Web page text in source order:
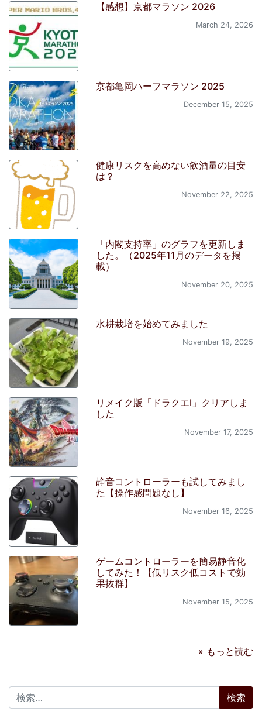
【感想】京都マラソン 2026
March 24, 2026
京都亀岡ハーフマラソン 2025
December 15, 2025
健康リスクを高めない飲酒量の目安
は？
November 22, 2025
「内閣支持率」のグラフを更新しま
した。（2025年11月のデータを掲
載）
November 20, 2025
水耕栽培を始めてみました
November 19, 2025
リメイク版「ドラクエI」クリアしま
した
November 17, 2025
静音コントローラーも試してみまし
た【操作感問題なし】
November 16, 2025
ゲームコントローラーを簡易静音化
してみた！【低リスク低コストで効
果抜群】
November 15, 2025
» もっと読む
検索: